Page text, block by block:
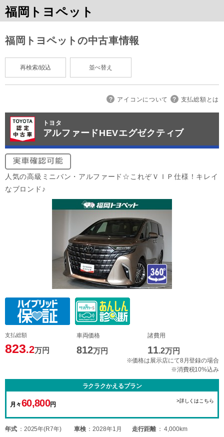
福岡トヨペット
福岡トヨペットの中古車情報
再検索/絞込 並べ替え
アイコンについて 支払総額とは
トヨタ
アルファードHEVエグゼクティブ
人気の高級ミニバン・アルファード☆これぞＶＩＰ仕様！キレイ
なブロンド♪
支払総額
823.2万円
車両価格
812万円
諸費用
11.2万円
※価格は展示店にて8月登録の場合
※消費税10%込み
ラクラクかえるプラン
月々60,800円
>詳しくはこちら
年式 2025年(R7年) 車検 2028年1月 走行距離
4,000km